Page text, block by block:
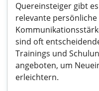
Quereinsteiger gibt
relevante
sind oft
Trainings und
angeboten, um
erleichtern.